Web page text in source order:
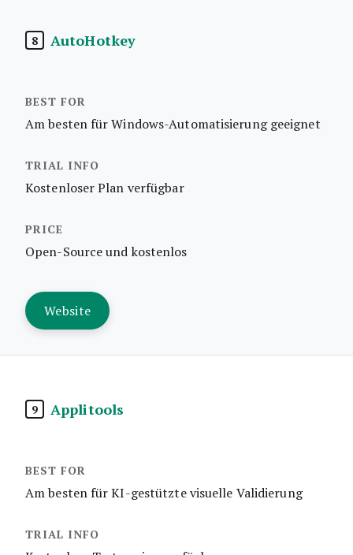
8 AutoHotkey
Am besten für Windows-Automatisierung geeignet
Kostenloser Plan verfügbar
Open-Source und kostenlos
Website
9 Applitools
Am besten für KI-gestützte visuelle Validierung